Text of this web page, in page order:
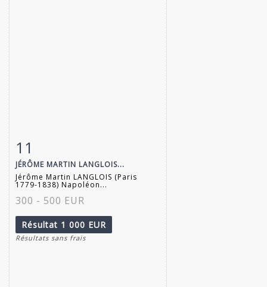
Fiche détaillée
11
JÉRÔME MARTIN LANGLOIS...
Jérôme Martin LANGLOIS (Paris
1779-1838) Napoléon...
300 - 500 EUR
Résultat 1 000 EUR
Résultats sans frais